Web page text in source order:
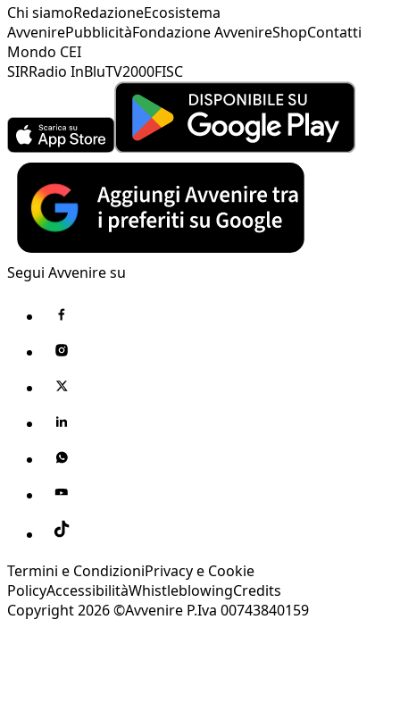
Chi siamoRedazioneEcosistema
AvvenirePubblicitàFondazione AvvenireShopContatti
Mondo CEI
SIRRadio InBluTV2000FISC
Segui Avvenire su
Termini e CondizioniPrivacy e Cookie
PolicyAccessibilitàWhistleblowingCredits
Copyright 2026 ©Avvenire P.Iva 00743840159